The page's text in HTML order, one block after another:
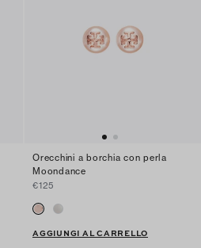
Orecchini a borchia con perla
Moondance
€125
AGGIUNGI AL CARRELLO